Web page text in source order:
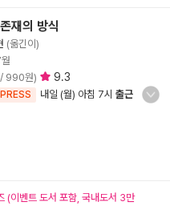
재의 방식
(옮긴이)
990원) 9.3
내일 (월) 아침 7시 출근
(이벤트 도서 포함, 국내도서 3만